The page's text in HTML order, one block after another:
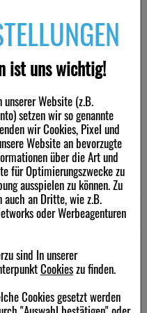
ist uns wichtig!
Website (z.B.
setzen wir so genannte
wir Cookies, Pixel und
Website an bevorzugte
über die Art und
für Optimierungszwecke zu
ausspielen zu können. Zu
auch an Dritte, wie z.B.
oder Werbeagenturen
sind In unserer
Cookieszu finden.
Cookies gesetzt werden
folgende Produkte
SIDROGA Bio Kinder-Gute-Nacht-
Filterbeutel
20X1.5g Tee
190,67 € pro 1 kg